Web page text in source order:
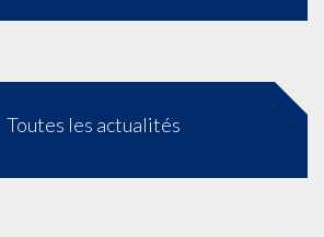
Toutes les actualités